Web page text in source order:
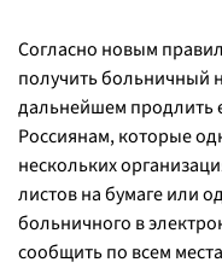
Согласно новым
получить больничный
дальнейшем продлить
Россиянам, которые
нескольких
листов на бумаге или
больничного в
сообщить по всем